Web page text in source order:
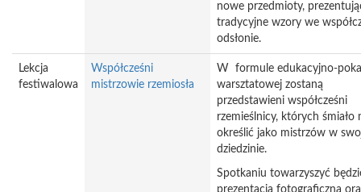
nowe przedmioty,
tradycyjne wzory we
odsłonie.
Lekcja
festiwalowa
Współcześni
mistrzowie rzemiosła
W formule edukacyjno-
warsztatowej zostaną
przedstawieni współcześni
rzemieślnicy, których śmiało
określić jako mistrzów w
dziedzinie.
Spotkaniu towarzyszyć
prezentacja fotograficzna